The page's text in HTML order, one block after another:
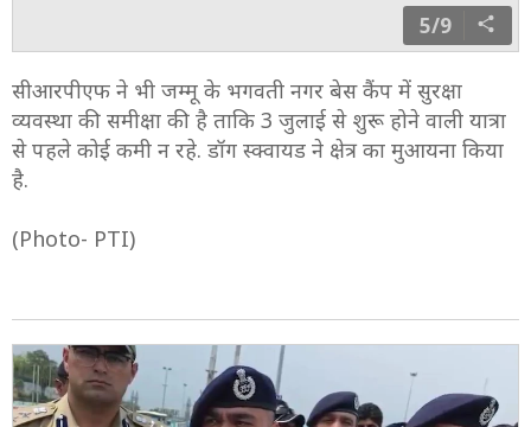
5/9
सीआरपीएफ ने भी जम्मू के भगवती नगर बेस कैंप में सुरक्षा
व्यवस्था की समीक्षा की है ताकि 3 जुलाई से शुरू होने वाली यात्रा
है.